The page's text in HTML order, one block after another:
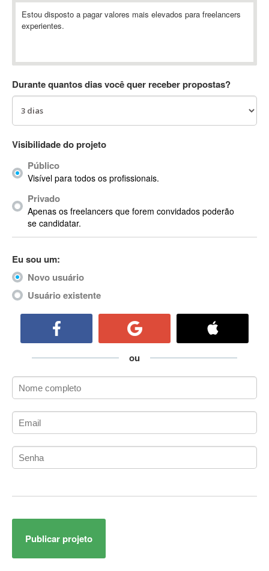
Abstract
Abstract Window Toolkit (AWT)
AC Drives
ACARS
AccountMate
Acrobat
Acrobat X
Acronis
ACT
ActionScript
ActionScript 3
Active Directory
ActiveX Data Objects (ADO)
ADK
Administração Acadêmica
Administração de Artistas e Repertórios
Administração de Banco de Dados
Administração de Redes
Administrador de Sistemas
Adobe After Effects
Adobe AIR
Estou disposto a pagar valores mais elevados para freelancers
experientes.
Durante quantos dias você quer receber propostas?
Visibilidade do projeto
Público
Visível para todos os profissionais.
Privado
Apenas os freelancers que forem convidados poderão
se candidatar.
Eu sou um:
Novo usuário
Usuário existente
ou
Publicar projeto